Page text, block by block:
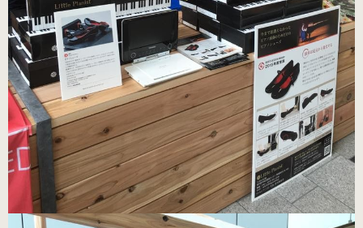
3WAY (ブロンズ・本革)
数量限定商品（22.0～25.0cm）
3WAY (ワイン・本革)
数量限定商品（22.0～25.0cm）
ブラック・本革
数量限定商品（22.0～25.0cm）